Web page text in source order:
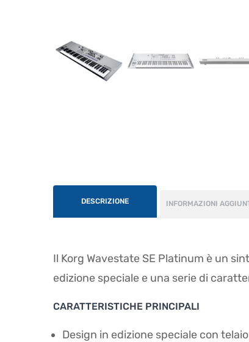
DESCRIZIONE INFORMAZIONI
Il Korg Wavestate SE Platinum è un
edizione speciale e una serie di
CARATTERISTICHE PRINCIPALI
Design in edizione speciale con